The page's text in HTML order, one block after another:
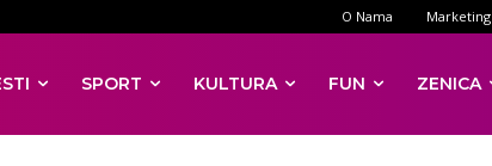
O Nama Marketing
SPORT KULTURA FUN ZENICA